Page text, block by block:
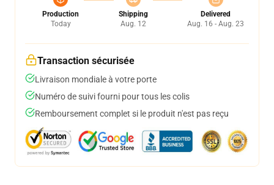
Production
Today
Shipping
Aug. 12
Delivered
Aug. 16 - Aug. 23
Transaction sécurisée
Livraison mondiale à votre porte
Numéro de suivi fourni pour tous les colis
Remboursement complet si le produit n'est pas reçu